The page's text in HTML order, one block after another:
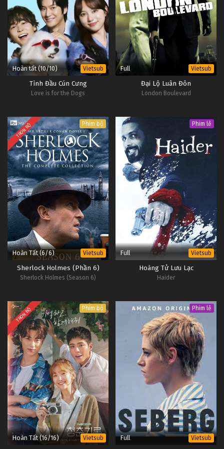
Hoàn tất (10/10) Vietsub
Tình Đầu Cún Cưng
Love is for the Dogs
Full Vietsub
Đại Lộ Luân Đôn
London Boulevard
TRỌN BỘ Phim bộ
Hoàn Tất (6/6) Vietsub
Sherlock Holmes (Phần 6)
Sherlock Holmes (Season 6)
Phim lẻ
Full Vietsub
Hoàng Tử Lưu Lạc
Haider
TRỌN BỘ Phim bộ
Hoàn Tất (16/16) Vietsub
Phim lẻ
Full Vietsub